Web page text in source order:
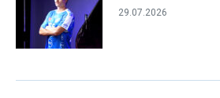
29.07.2026